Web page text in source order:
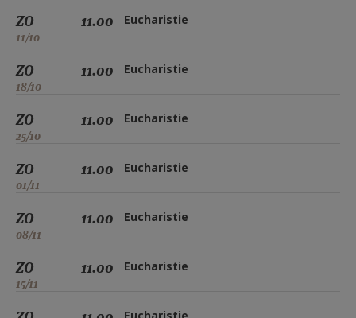
ZO
11/10
11.00 Eucharistie
ZO
18/10
11.00 Eucharistie
ZO
25/10
11.00 Eucharistie
ZO
01/11
11.00 Eucharistie
ZO
08/11
11.00 Eucharistie
ZO
15/11
11.00 Eucharistie